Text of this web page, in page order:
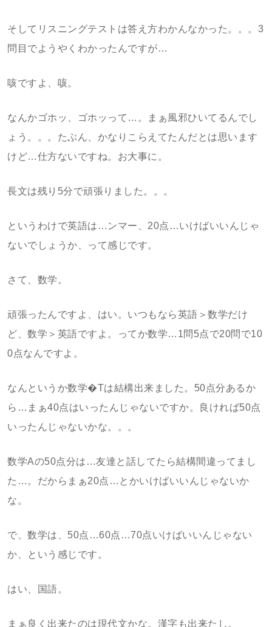
そしてリスニングテストは答え方わかんなかった。。。3
問目でようやくわかったんですが…
咳ですよ、咳。
なんかゴホッ、ゴホッって…。まぁ風邪ひいてるんでし
ょう。。。たぶん、かなりこらえてたんだとは思います
けど…仕方ないですね。お大事に。
長文は残り5分で頑張りました。。。
というわけで英語は…ンマー、20点…いけばいいんじゃ
ないでしょうか、って感じです。
さて、数学。
頑張ったんですよ、はい。いつもなら英語＞数学だけ
ど、数学＞英語ですよ。ってか数学…1問5点で20問で10
0点なんですよ。
なんというか数学�Tは結構出来ました。50点分あるか
ら…まぁ40点はいったんじゃないですか。良ければ50点
いったんじゃないかな。。。
数学Aの50点分は…友達と話してたら結構間違ってまし
た…。だからまぁ20点…とかいけばいいんじゃないか
な。
で、数学は、50点…60点…70点いけばいいんじゃない
か、という感じです。
はい、国語。
まぁ良く出来たのは現代文かな。漢字も出来たし。